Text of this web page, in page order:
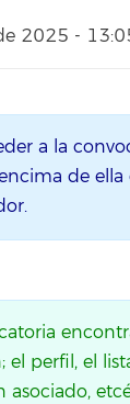
2025 -
a la
de ella
el perfil, el
asociado,